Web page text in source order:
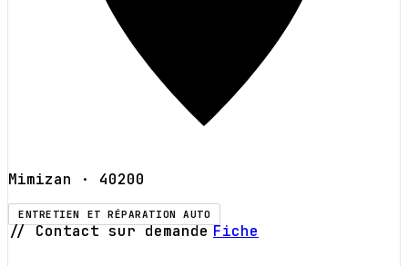
Mimizan · 40200
ENTRETIEN ET RÉPARATION AUTO
// Contact sur demande Fiche